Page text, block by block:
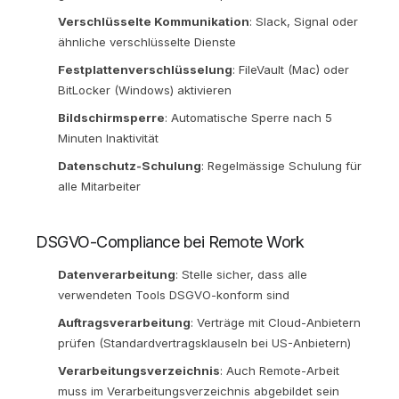
Verschlüsselte Kommunikation: Slack, Signal oder
ähnliche verschlüsselte Dienste
Festplattenverschlüsselung: FileVault (Mac) oder
BitLocker (Windows) aktivieren
Bildschirmsperre: Automatische Sperre nach 5
Minuten Inaktivität
Datenschutz-Schulung: Regelmässige Schulung für
alle Mitarbeiter
DSGVO-Compliance bei Remote Work
Datenverarbeitung: Stelle sicher, dass alle
verwendeten Tools DSGVO-konform sind
Auftragsverarbeitung: Verträge mit Cloud-Anbietern
prüfen (Standardvertragsklauseln bei US-Anbietern)
Verarbeitungsverzeichnis: Auch Remote-Arbeit
muss im Verarbeitungsverzeichnis abgebildet sein